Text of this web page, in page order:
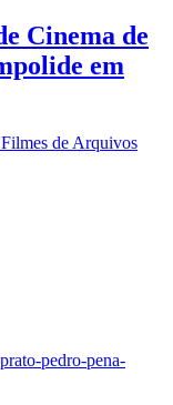
Cinema de
em
de Arquivos
pedro-pena-